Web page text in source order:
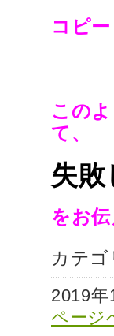
コピ
この
て、
失
をお
カテ
2019年
ページ